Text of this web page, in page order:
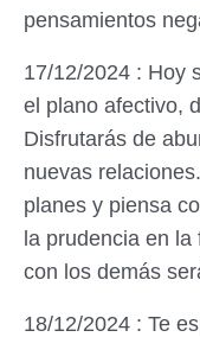
pensamientos
17/12/2024 : Hoy
el plano afectivo,
Disfrutarás de
nuevas
planes y piensa
la prudencia en
con los demás
18/12/2024 : Te